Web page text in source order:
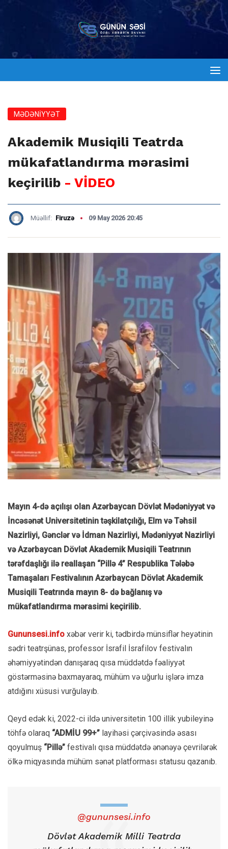
MƏDƏNİYYƏT
Akademik Musiqili Teatrda
mükafatlandırma mərasimi
keçirilib - VİDEO
Müəllif: Firuzə 09 May 2026 20:45
Mayın 4-də açılışı olan Azərbaycan Dövlət Mədəniyyət və
İncəsənət Universitetinin təşkilatçılığı, Elm və Təhsil
Nazirliyi, Gənclər və İdman Nazirliyi, Mədəniyyət Nazirliyi
və Azərbaycan Dövlət Akademik Musiqili Teatrının
tərəfdaşlığı ilə reallaşan “Pillə 4” Respublika Tələbə
Tamaşaları Festivalının Azərbaycan Dövlət Akademik
Musiqili Teatrında mayın 8- də bağlanış və
mükafatlandırma mərasimi keçirilib.
Gununsesi.info xəbər verir ki, tədbirdə münsiflər heyətinin
sədri teatrşünas, professor İsrafil İsrafilov festivalın
əhəmiyyətindən danışaraq qısa müddətdə fəaliyyət
göstərməsinə baxmayaraq, mühüm və uğurlu işlərə imza
atdığını xüsusi vurğulayıb.
Qeyd edək ki, 2022-ci ildə universitetin 100 illik yubileyinə
töhfə olaraq “ADMİU 99+” layihəsi çərçivəsində əsası
qoyulmuş “Pillə” festivalı qısa müddətdə ənənəyə çevrilərək
ölkə miqyasında mühüm sənət platforması statusu qazanıb.
@gununsesi.info
Dövlət Akademik Milli Teatrda